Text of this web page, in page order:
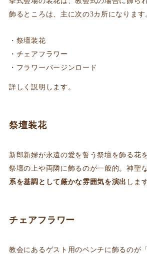
飾るところは、主に次の3カ所になります
祭壇装花
チェアフラワー
フラワーバージンロード
詳しく説明します。
祭壇装花
新郎新婦が永遠の愛を誓う祭壇を飾る花
祭壇の上や両隣に飾るのが一般的。神聖
系を基調として厳かな雰囲気を演出 しま
チェアフラワー
教会にあるゲスト用のベンチに飾るのが